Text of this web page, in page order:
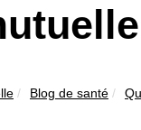
Blog de santé